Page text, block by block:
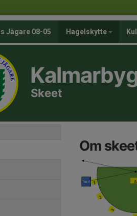
Jägare 08-05 Hagelskytte
Skeet
Om